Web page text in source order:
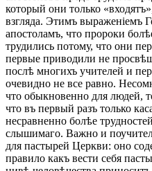
который они только
взгляда. Этимъ выраженіемъ
апостоламъ, что пророки
трудились потому, что они
первые приводили не
послѣ многихъ учителей и
очевидно не все равно.
что обыкновенно для людей,
что въ первый разъ только
несравненно болѣе
слышимаго. Важно и
для пастырей Церкви: оно
правило какъ вести себя